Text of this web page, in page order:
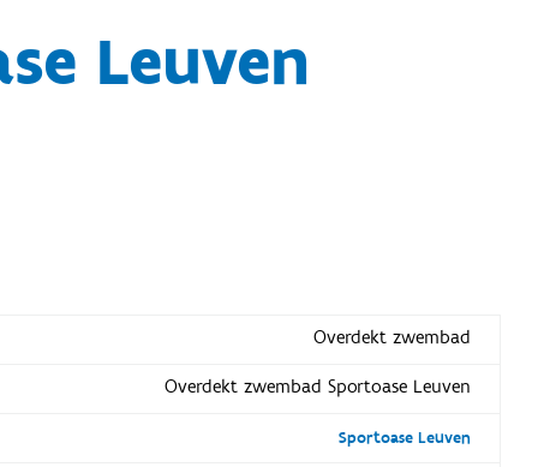
Leuven
Overdekt zwembad
Overdekt zwembad Sportoase Leuven
Sportoase Leuven